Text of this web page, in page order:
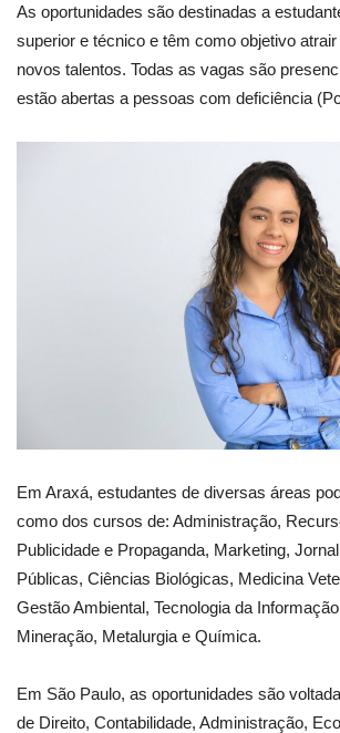
As oportunidades são destinadas a
superior e técnico e têm como objetivo
novos talentos. Todas as vagas são
estão abertas a pessoas com deficiência
Em Araxá, estudantes de diversas áreas
como dos cursos de: Administração,
Publicidade e Propaganda, Marketing,
Públicas, Ciências Biológicas, Medicina
Gestão Ambiental, Tecnologia da
Mineração, Metalurgia e Química.
Em São Paulo, as oportunidades são
de Direito, Contabilidade, Administração,